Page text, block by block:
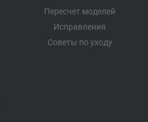
Пересчет моделей
Исправления
Советы по уходу